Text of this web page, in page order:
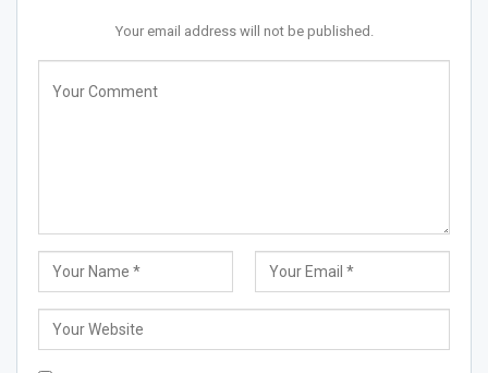
Your email address will not be published.